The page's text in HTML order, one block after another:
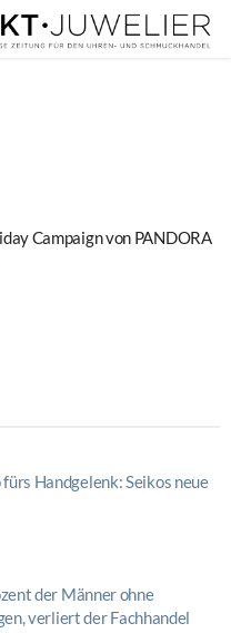
Campaign von PANDORA
Handgelenk: Seikos neue
der Männer ohne
verliert der Fachhandel